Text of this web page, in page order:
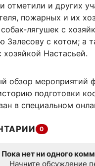
отметили и других
пожарных и их
лягушек с
Залесову с котом; а
хозяйкой Настасьей.
обзор мероприятий
подготовки
в специальном
0
Пока нет ни одного
Начните обсуждение